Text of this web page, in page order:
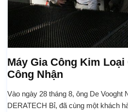
Máy Gia Công Kim
Công Nhận
Vào ngày 28 tháng 8, ông De Vooght
DERATECH Bỉ, đã cùng một khách